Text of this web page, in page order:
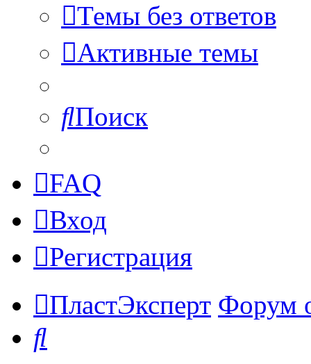
Темы без ответов
Активные темы
Поиск
FAQ
Вход
Регистрация
ПластЭксперт Форум